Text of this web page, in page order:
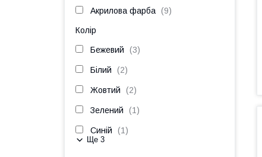
Акрилова фарба 9
Колір
Бежевий 3
Білий 2
Жовтий 2
Зелений 1
Синій 1
Ще 3